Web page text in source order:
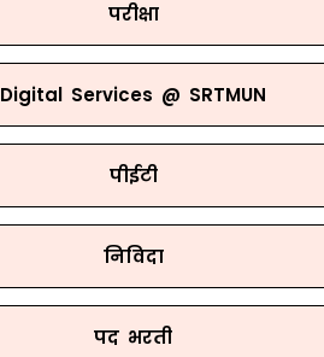
परीक्षा
Digital Services @ SRTMUN
पीईटी
निविदा
पद भरती